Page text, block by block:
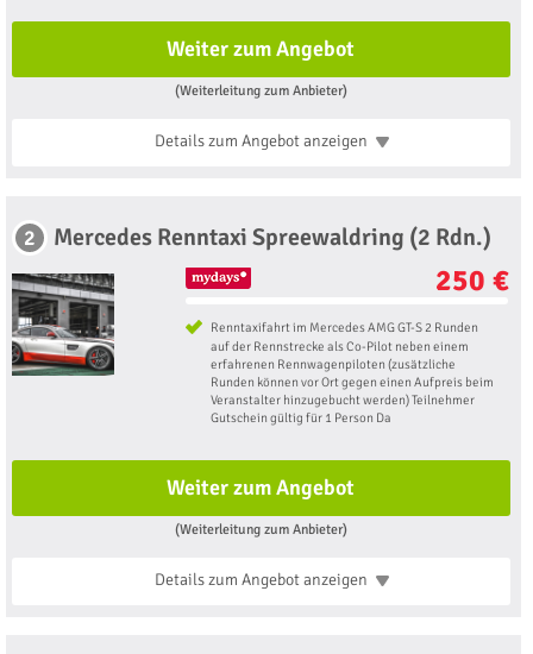
Weiter zum Angebot
(Weiterleitung zum Anbieter)
Details zum Angebotanzeigen
2 Mercedes Renntaxi Spreewaldring (2 Rdn.)
250 €
Renntaxifahrt im Mercedes AMG GT-S 2 Runden
auf der Rennstrecke als Co-Pilot neben einem
erfahrenen Rennwagenpiloten (zusätzliche
Runden können vor Ort gegen einen Aufpreis beim
Veranstalter hinzugebucht werden) Teilnehmer
Gutschein gültig für 1 Person Da
Weiter zum Angebot
(Weiterleitung zum Anbieter)
Details zum Angebotanzeigen